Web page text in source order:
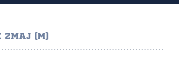
ZMAJ (M)